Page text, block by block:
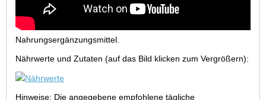
Nahrungsergänzungsmittel.
Nährwerte und Zutaten (auf das Bild klicken zum Vergrößern):
Hinweise: Die angegebene empfohlene tägliche